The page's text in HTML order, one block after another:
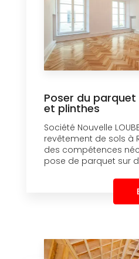
Poser du
et plinthes
Société Nouvelle
revêtement de sols à
des compétences
pose de parquet sur